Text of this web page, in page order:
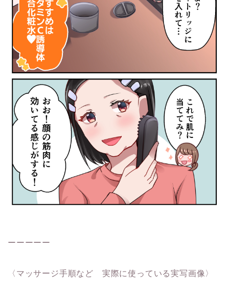
ーーーーー
〈マッサージ手順など 実際に使っている実写画像〉